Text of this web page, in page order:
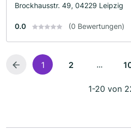
Brockhausstr. 49, 04229 Leipzig
0.0 (0 Bewertungen)
1 2 ...
1-20 von